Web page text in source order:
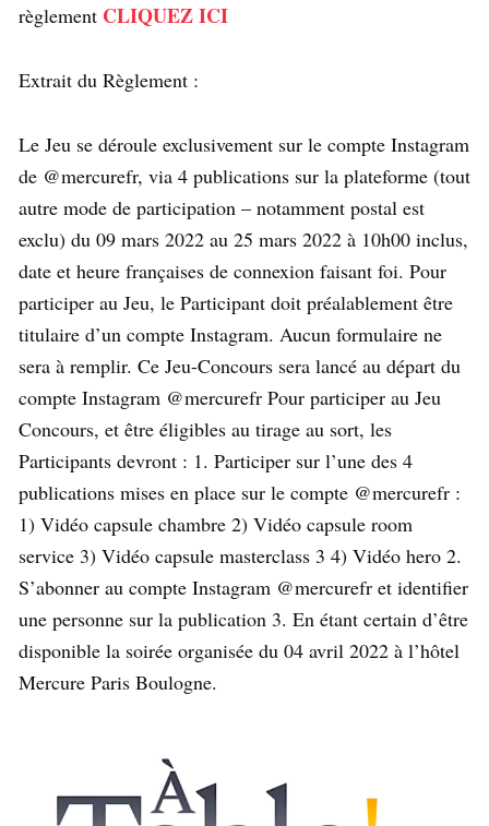
règlement CLIQUEZ ICI
Extrait du Règlement :
Le Jeu se déroule exclusivement sur le compte Instagram
de @mercurefr, via 4 publications sur la plateforme (tout
autre mode de participation – notamment postal est
exclu) du 09 mars 2022 au 25 mars 2022 à 10h00 inclus,
date et heure françaises de connexion faisant foi. Pour
participer au Jeu, le Participant doit préalablement être
titulaire d’un compte Instagram. Aucun formulaire ne
sera à remplir. Ce Jeu-Concours sera lancé au départ du
compte Instagram @mercurefr Pour participer au Jeu
Concours, et être éligibles au tirage au sort, les
Participants devront : 1. Participer sur l’une des 4
publications mises en place sur le compte @mercurefr :
1) Vidéo capsule chambre 2) Vidéo capsule room
service 3) Vidéo capsule masterclass 3 4) Vidéo hero 2.
S’abonner au compte Instagram @mercurefr et identifier
une personne sur la publication 3. En étant certain d’être
disponible la soirée organisée du 04 avril 2022 à l’hôtel
Mercure Paris Boulogne.